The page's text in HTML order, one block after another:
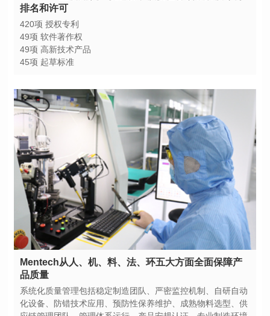
排名和许可
420项 授权专利
49项 软件著作权
49项 高新技术产品
45项 起草标准
品质量